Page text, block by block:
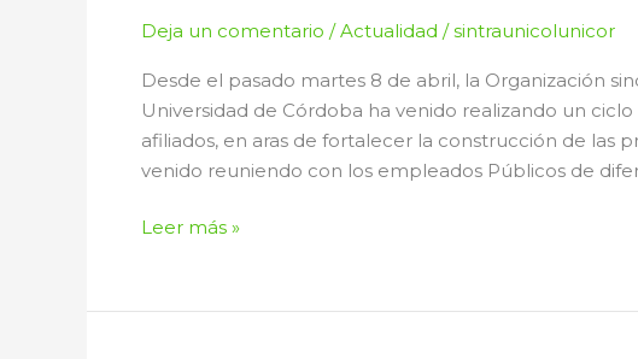
Deja un comentario /Actualidad /sintraunicolunicor
Desde el pasado martes 8 de abril, la Organización
Universidad de Córdoba ha venido realizando un
afiliados, en aras de fortalecer la construcción de las
venido reuniendo con los empleados Públicos de
Leer más »